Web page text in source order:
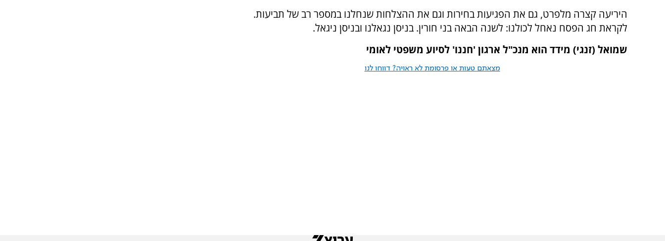
היריעה קצרה מלפרט, גם את הפגיעות בחירות וגם את ההצלחות שנחלנו במספר רב של תביעות.
לקראת חג הפסח נאחל לכולנו: לשנה הבאה בני חורין. בניסן נגאלנו ובניסן ניגאל.
שמואל (זנגי) מידד הוא מנכ"ל ארגון 'חננו' לסיוע משפטי לאומי
מצאתם טעות או פרסומת לא ראויה? דווחו לנו